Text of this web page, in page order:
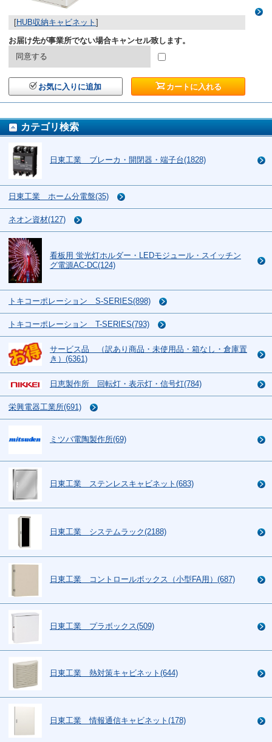
[HUB収納キャビネット ]
お届け先が事業所でない場合キャンセル致します。
同意する
お気に入りに追加 カートに入れる
カテゴリ検索
日東工業 ブレーカ・開閉器・端子台(1828)
日東工業 ホーム分電盤(35)
ネオン資材(127)
看板用 蛍光灯ホルダー・LEDモジュール・スイッチン
グ電源AC-DC(124)
トキコーポレーション S-SERIES(898)
トキコーポレーション T-SERIES(793)
サービス品 （訳あり商品・未使用品・箱なし・倉庫置
き）(6361)
日恵製作所 回転灯・表示灯・信号灯(784)
栄興電器工業所(691)
ミツバ電陶製作所(69)
日東工業 ステンレスキャビネット(683)
日東工業 システムラック(2188)
日東工業 コントロールボックス（小型FA用）(687)
日東工業 プラボックス(509)
日東工業 熱対策キャビネット(644)
日東工業 情報通信キャビネット(178)